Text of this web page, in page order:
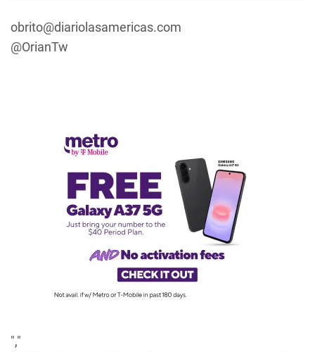
obrito@diariolasamericas.com
@OrianTw
","